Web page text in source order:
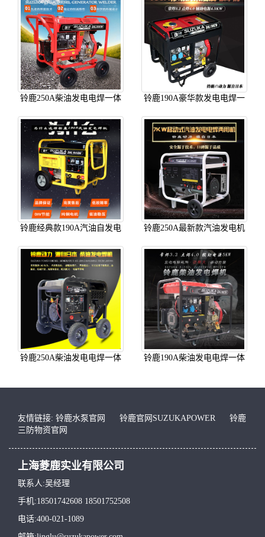
铃鹿250A柴油发电电焊一体
电源可按需定制
铃鹿190A豪华款发电电焊一
铃鹿经典款190A汽油自发电
铃鹿250A最新款汽油发电机
铃鹿250A柴油发电电焊一体
铃鹿190A柴油发电电焊一体
友情链接: 铃鹿水泵官网 铃鹿官网SUZUKAPOWER
铃鹿
三防物资官网
上海菱鹿实业有限公司
联系人:吴经理
手机:18501742608 18501752508
电话:400-021-1089